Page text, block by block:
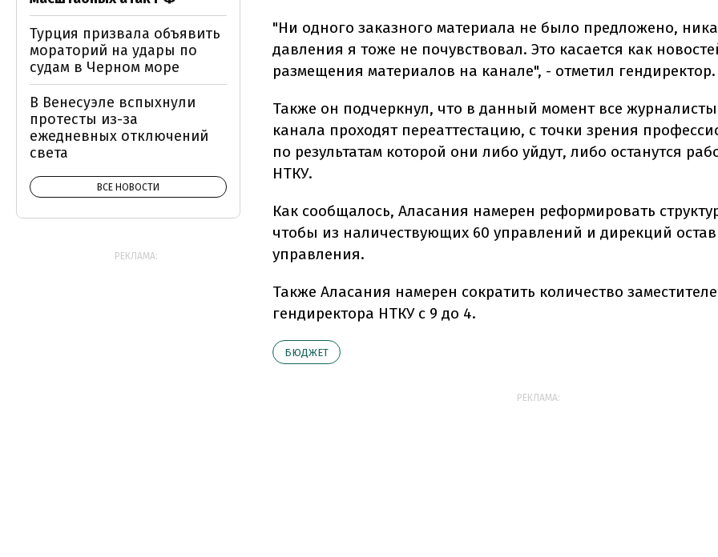
"Ни одного заказного материала не было предложено,
давления я тоже не почувствовал. Это касается как
размещения материалов на канале", - отметил гендиректор.
Также он подчеркнул, что в данный момент все
канала проходят переаттестацию, с точки зрения
по результатам которой они либо уйдут, либо останутся
НТКУ.
Как сообщалось, Аласания намерен реформировать
чтобы из наличествующих 60 управлений и дирекций
управления.
Также Аласания намерен сократить количество
гендиректора НТКУ с 9 до 4.
БЮДЖЕТ
РЕКЛАМА:
Турция призвала объявить
мораторий на удары по
судам в Черном море
В Венесуэле вспыхнули
протесты из-за
ежедневных отключений
света
ВСЕ НОВОСТИ
РЕКЛАМА: